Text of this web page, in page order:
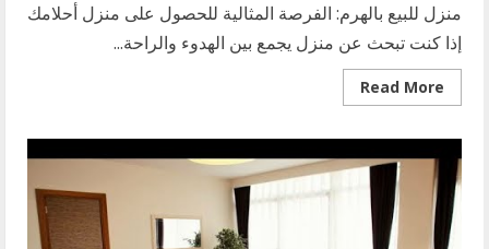
منزل للبيع بالهرم: الفرصة المثالية للحصول على منزل أحلامك
إذا كنت تبحث عن منزل يجمع بين الهدوء والراحة...
Read More
Read
more
بالهرم:
الفرصة
المثالية